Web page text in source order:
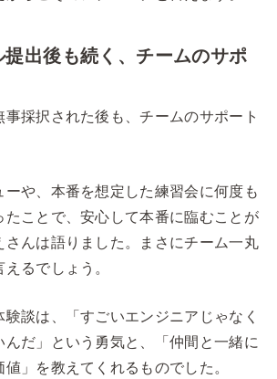
出後も続く、チームのサポ
採択された後も、チームのサポート
や、本番を想定した練習会に何度も
ことで、安心して本番に臨むことが
さんは語りました。まさにチーム一丸
るでしょう。
談は、「すごいエンジニアじゃなく
んだ」という勇気と、「仲間と一緒に
」を教えてくれるものでした。